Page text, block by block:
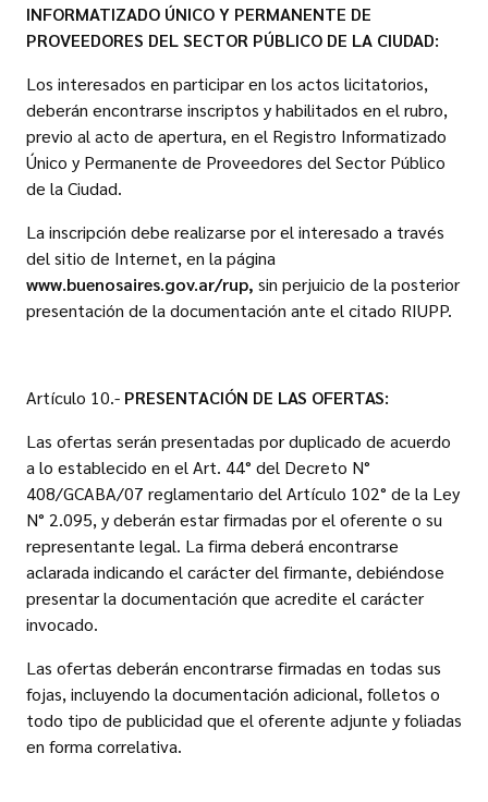
INFORMATIZADO ÚNICO Y PERMANENTE DE
PROVEEDORES DEL SECTOR PÚBLICO DE LA CIUDAD:
Los interesados en participar en los actos licitatorios,
deberán encontrarse inscriptos y habilitados en el rubro,
previo al acto de apertura, en el Registro Informatizado
Único y Permanente de Proveedores del Sector Público
de la Ciudad.
La inscripción debe realizarse por el interesado a través
del sitio de Internet, en la página
www.buenosaires.gov.ar/rup, sin perjuicio de la posterior
presentación de la documentación ante el citado RIUPP.
Artículo 10.- PRESENTACIÓN DE LAS OFERTAS:
Las ofertas serán presentadas por duplicado de acuerdo
a lo establecido en el Art. 44° del Decreto N°
408/GCABA/07 reglamentario del Artículo 102° de la Ley
N° 2.095, y deberán estar firmadas por el oferente o su
representante legal. La firma deberá encontrarse
aclarada indicando el carácter del firmante, debiéndose
presentar la documentación que acredite el carácter
invocado.
Las ofertas deberán encontrarse firmadas en todas sus
fojas, incluyendo la documentación adicional, folletos o
todo tipo de publicidad que el oferente adjunte y foliadas
en forma correlativa.